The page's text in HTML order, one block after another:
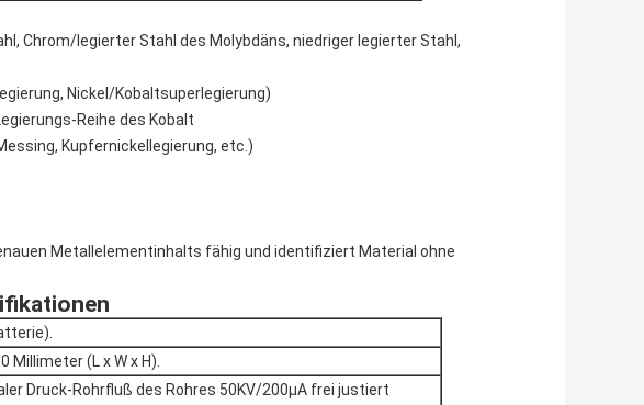
Chrom/legierter Stahl des Molybdäns, niedriger legierter Stahl,
Nickel/Kobaltsuperlegierung)
Reihe des Kobalt
Kupfernickellegierung, etc.)
Metallelementinhalts fähig und identifiziert Material ohne
Millimeter (L x W x H).
Druck-Rohrfluß des Rohres 50KV/200μA frei justiert